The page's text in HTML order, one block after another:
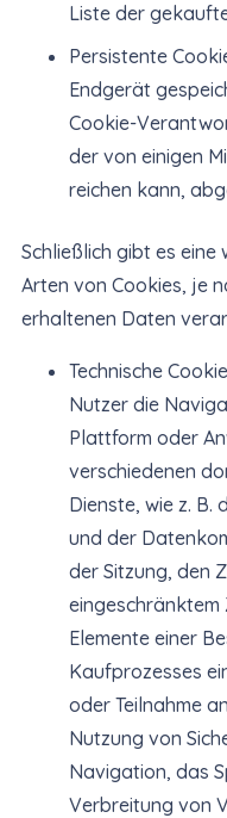
Liste der
Persistente
Endgerät
Cookie-
der von einigen
reichen kann,
Schließlich gibt es eine
Arten von Cookies, je
erhaltenen Daten
Technische
Nutzer die
Plattform oder
verschiedenen
Dienste, wie z.
und der
der Sitzung, den
Elemente einer
Kaufprozesses
oder Teilnahme
Nutzung von
Navigation, das
Verbreitung von